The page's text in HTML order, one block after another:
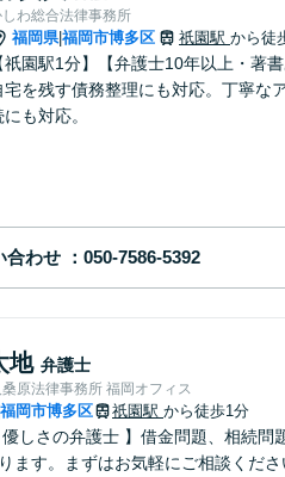
わ総合法律事務所
福岡県|福岡市博多区 祇園駅 から徒
祇園駅1分】【弁護士10年以上・著
宅を残す債務整理にも対応。丁寧な
にも対応。
合わせ
地 弁護士
原法律事務所 福岡オフィス
福岡市博多区 祇園駅 から徒歩1分
優しさの弁護士 】借金問題、相続
ます。まずはお気軽にご相談くだ